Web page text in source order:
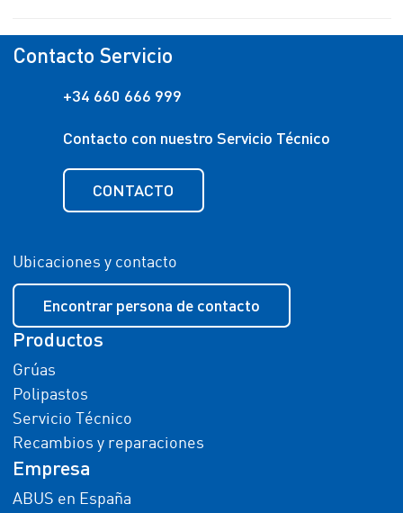
Contacto Servicio
+34 660 666 999
Contacto con nuestro Servicio Técnico
CONTACTO
Ubicaciones y contacto
Encontrar persona de contacto
Productos
Grúas
Polipastos
Servicio Técnico
Recambios y reparaciones
Empresa
ABUS en España